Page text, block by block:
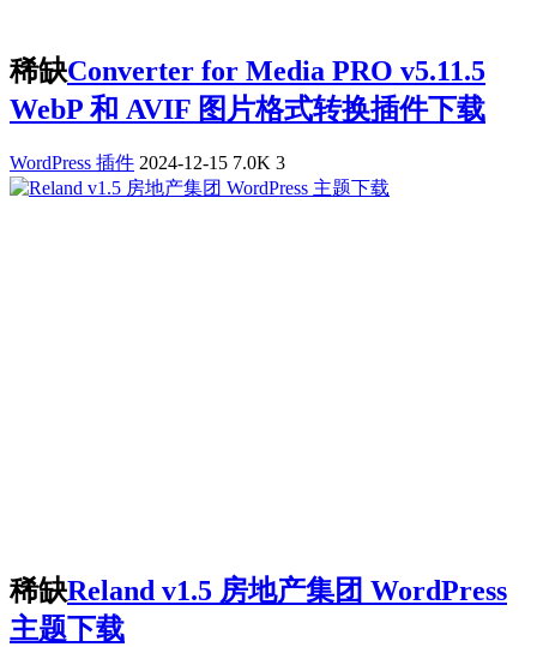
稀缺Converter for Media PRO v5.11.5
WebP 和 AVIF 图片格式转换插件下载
WordPress 插件 2024-12-15 7.0K 3
稀缺Reland v1.5 房地产集团 WordPress
主题下载